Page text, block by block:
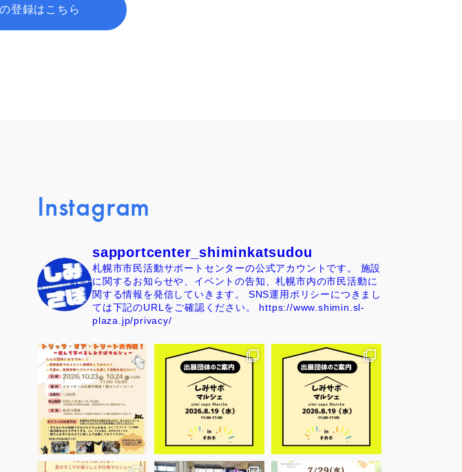
登録はこちら
Instagram
sapportcenter_shiminkatsudou
札幌市市民活動サポートセンターの公式アカウントです。
施設
に関するお知らせや、イベントの告知、札幌市内の市民活動に
関する情報を発信していきます。
SNS運用ポリシーにつきまし
ては下記のURLをご確認ください。
https://www.shimin.sl-
plaza.jp/privacy/